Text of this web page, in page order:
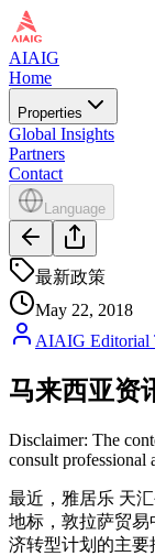
AIAIG
Home
Properties
Global Insights
Partners
Contact
Language
最新政策
May 22, 2018
AIAIG Editorial
马来西亚资
Disclaimer: The
consult professional
最近，雅居乐 天
地标，敦拉萨贸
济转型计划的主要